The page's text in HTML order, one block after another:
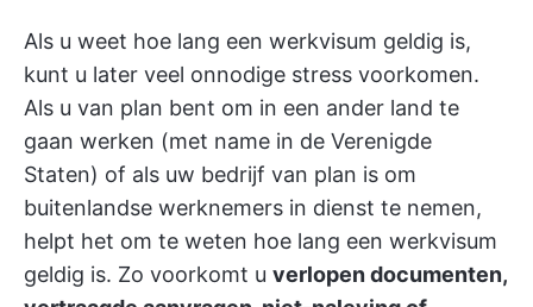
Als u weet hoe lang een werkvisum geldig is,
kunt u later veel onnodige stress voorkomen.
Als u van plan bent om in een ander land te
gaan werken (met name in de Verenigde
Staten) of als uw bedrijf van plan is om
buitenlandse werknemers in dienst te nemen,
helpt het om te weten hoe lang een werkvisum
geldig is. Zo voorkomt u verlopen documenten,